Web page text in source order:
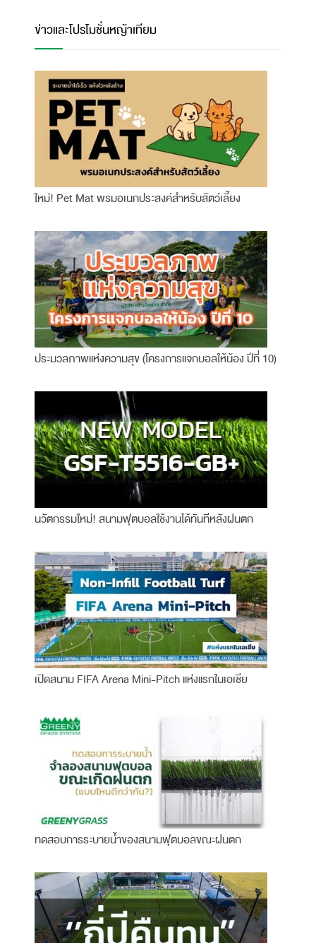
ข่าวและโปรโมชั่นหญ้าเทียม
ใหม่! Pet Mat พรมอเนกประสงค์สำหรับสัตว์เลี้ยง
ประมวลภาพแห่งความสุข (โครงการแจกบอลให้น้อง ปีที่ 10)
นวัตกรรมใหม่! สนามฟุตบอลใช้งานได้ทันทีหลังฝนตก
เปิดสนาม FIFA Arena Mini-Pitch แห่งแรกในเอเชีย
ทดสอบการระบายน้ำของสนามฟุตบอลขณะฝนตก